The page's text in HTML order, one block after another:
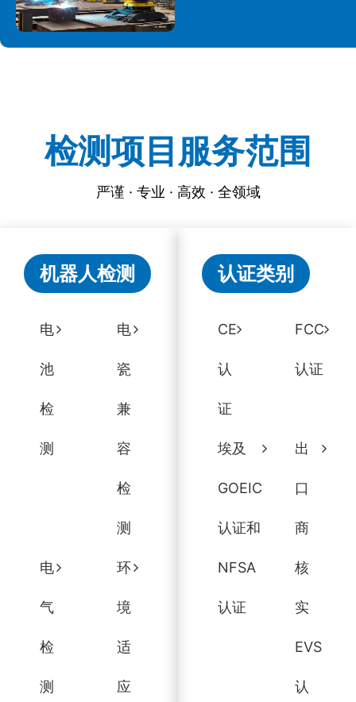
检测项目服务范围
严谨 · 专业 · 高效 · 全领域
机器人检测
电
池
检
测
电
瓷
兼
容
检
测
电
气
检
测
环
境
适
应
认证类别
CE
认
证
FCC
认证
埃及
GOEIC
认证和
NFSA
认证
出
口
商
核
实
EVS
认